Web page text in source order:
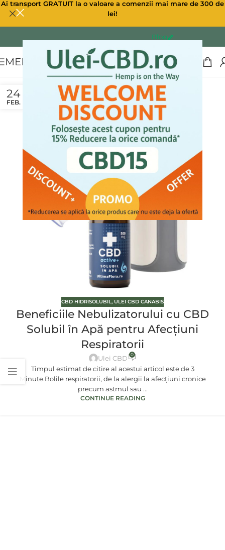
Ai transport GRATUIT la o valoare a comenzii mai mare de 300 de
lei!
Blog
MENU
24
FEB.
CBD HIDRISOLUBIL , ULEI CBD CANABIS
Beneficiile Nebulizatorului cu CBD
Solubil în Apă pentru Afecțiuni
Respiratorii
Ulei CBD 0
Timpul estimat de citire al acestui articol este de 3
Minute.Bolile respiratorii, de la alergii la afecțiuni cronice
precum astmul sau ...
CONTINUE READING